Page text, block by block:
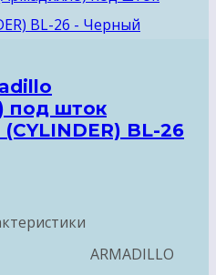
под шток
(CYLINDER) BL-26
ARMADILLO